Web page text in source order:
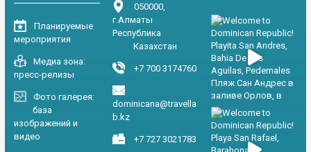
Планируемые
мероприятия
Медиа зона:
пресс-релизы
Фото галерея:
база
изображений и
видео
050000,
г.Алматы
Республика
Казахстан
+7 700 3174760
dominicana@travella
b.kz
+7 727 3021783